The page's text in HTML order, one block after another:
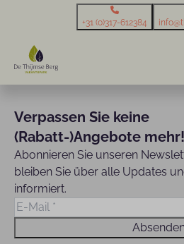
+31 (0)317-612384
Verpassen Sie keine
(Rabatt-)Angebote mehr!
Abonnieren Sie unseren
bleiben Sie über alle Updates
informiert.